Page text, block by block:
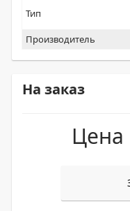
Тип
Производитель
На заказ
Цена